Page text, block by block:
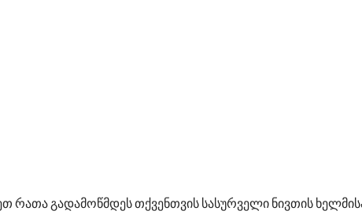
რათა გადამოწმდეს თქვენთვის სასურველი ნივთის